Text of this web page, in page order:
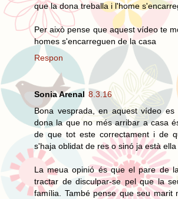
que la dona treballa i l'home
Per això pense que aquest vídeo te
homes s'encarreguen de la casa
Respon
Sonia Arenal 8.3.16
Bona vesprada, en aquest vídeo
dona la que no més arribar a casa
de que tot este correctament i de
s'haja oblidat de res o sinó ja està
La meua opinió és que el pare de
tractar de disculpar-se pel que la
família. També pense que seu marit